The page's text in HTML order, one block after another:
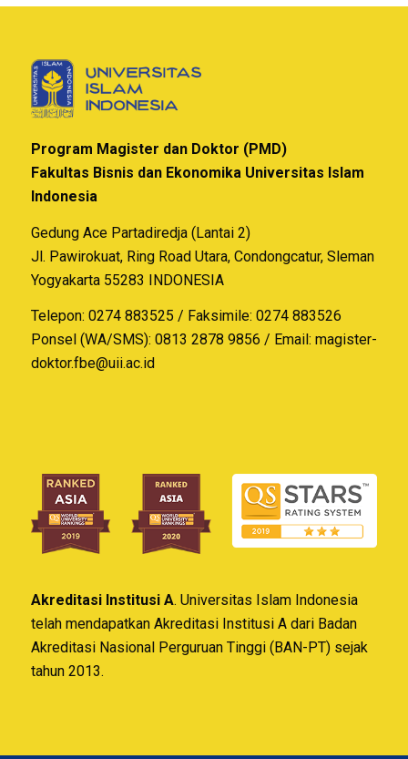
Program Magister dan Doktor (PMD)
Fakultas Bisnis dan Ekonomika Universitas Islam
Indonesia
Gedung Ace Partadiredja (Lantai 2)
Jl. Pawirokuat, Ring Road Utara, Condongcatur, Sleman
Yogyakarta 55283 INDONESIA
Telepon: 0274 883525 / Faksimile: 0274 883526
Ponsel (WA/SMS): 0813 2878 9856 / Email: magister-
doktor.fbe@uii.ac.id
Akreditasi Institusi A. Universitas Islam Indonesia
telah mendapatkan Akreditasi Institusi A dari Badan
Akreditasi Nasional Perguruan Tinggi (BAN-PT) sejak
tahun 2013.